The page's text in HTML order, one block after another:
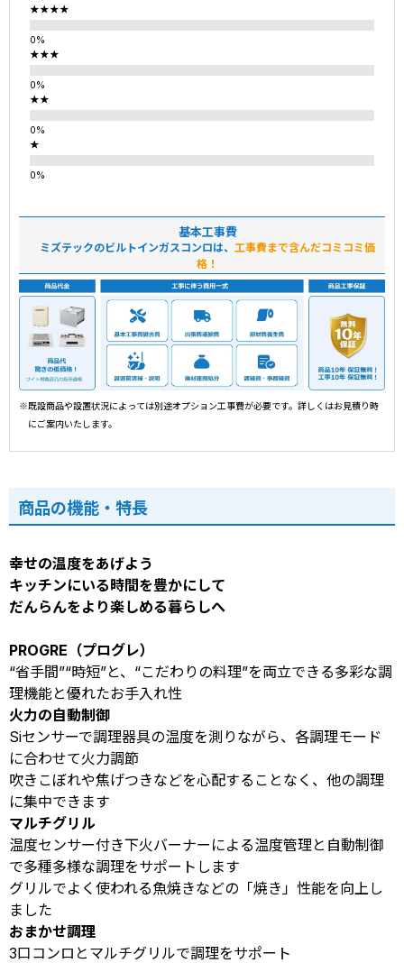
★★★★
★★★
★★
★
基本工事費
ミズテックのビルトインガスコンロは、 工事費まで含んだコミコミ価
格！
※既設商品や設置状況によっては別途オプション工事費が必要です。詳しくはお見積り時
にご案内いたします。
商品の機能・特長
幸せの温度をあげよう
キッチンにいる時間を豊かにして
だんらんをより楽しめる暮らしへ
PROGRE（プログレ）
“省手間”“時短”と、“こだわりの料理”を両立できる多彩な調
理機能と優れたお手入れ性
火力の自動制御
Siセンサーで調理器具の温度を測りながら、各調理モード
に合わせて火力調節
吹きこぼれや焦げつきなどを心配することなく、他の調理
に集中できます
マルチグリル
温度センサー付き下火バーナーによる温度管理と自動制御
で多種多様な調理をサポートします
グリルでよく使われる魚焼きなどの「焼き」性能を向上し
ました
おまかせ調理
3口コンロとマルチグリルで調理をサポート